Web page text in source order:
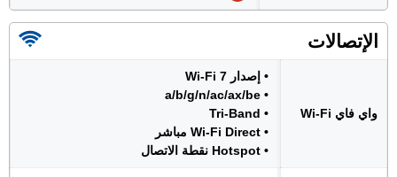
الإتصالات
واي فاي Wi-Fi
• إصدار Wi-Fi 7
• a/b/g/n/ac/ax/be
• Tri-Band
• Wi-Fi Direct مباشر
• Hotspot نقطة الاتصال